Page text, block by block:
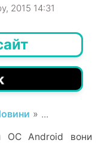
2015 14:31
» ...
ОС Android вони